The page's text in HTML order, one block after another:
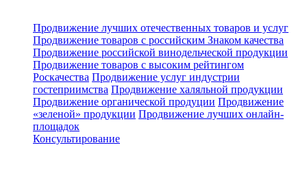
Продвижение лучших отечественных товаров и услуг
Продвижение товаров с российским Знаком качества
Продвижение российской винодельческой продукции
Продвижение товаров с высоким рейтингом
Роскачества Продвижение услуг индустрии
гостеприимства Продвижение халяльной продукции
Продвижение органической продуции Продвижение
«зеленой» продукции Продвижение лучших онлайн-
площадок
Консультирование